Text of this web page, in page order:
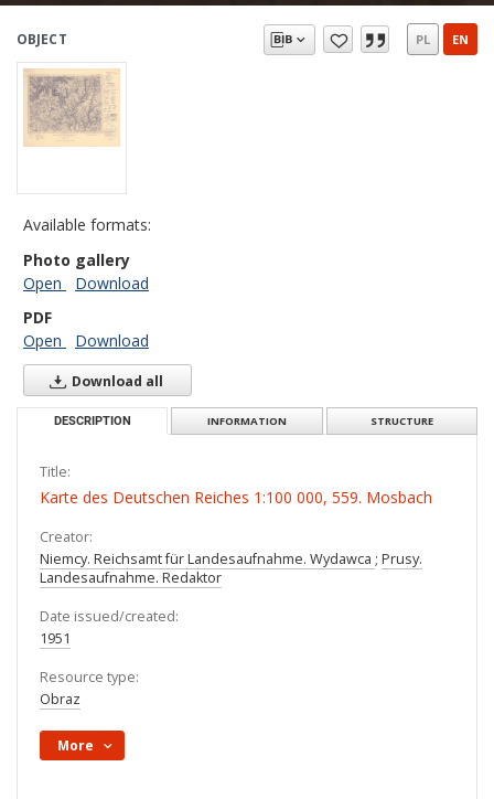
OBJECT PL EN
Available formats:
Photo gallery
Open
Download
PDF
Open
Download
Download all
DESCRIPTION INFORMATION STRUCTURE
Title:
Karte des Deutschen Reiches 1:100 000, 559. Mosbach
Creator:
Niemcy. Reichsamt für Landesaufnahme. Wydawca ; Prusy.
Landesaufnahme. Redaktor
Date issued/created:
1951
Resource type:
Obraz
More